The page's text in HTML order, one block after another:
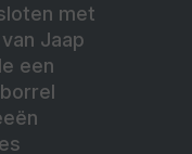
met
Jaap
een